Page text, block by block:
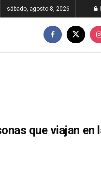
sábado, agosto 8, 2026
que viajan en